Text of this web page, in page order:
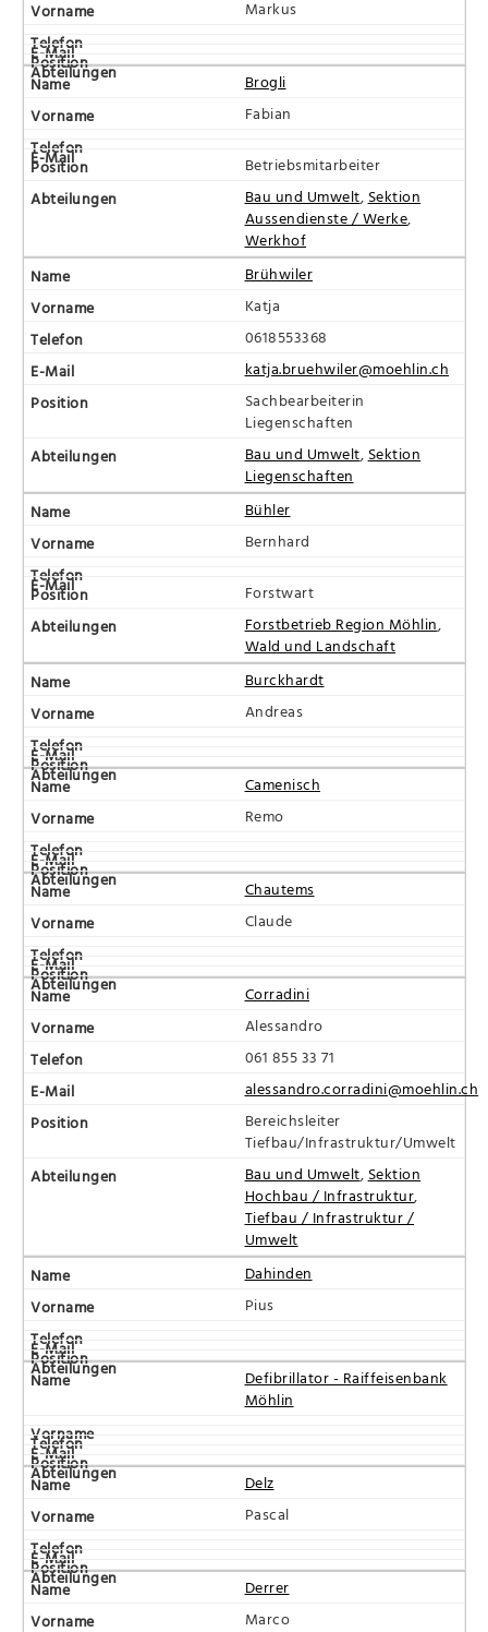
Markus
Brogli
Fabian
Betriebsmitarbeiter
Bau und Umwelt, Sektion
Aussendienste / Werke,
Werkhof
Brühwiler
Katja
0618553368
katja.bruehwiler@moehlin.ch
Sachbearbeiterin
Liegenschaften
Bau und Umwelt, Sektion
Liegenschaften
Bühler
Bernhard
Forstwart
Forstbetrieb Region Möhlin,
Wald und Landschaft
Burckhardt
Andreas
Camenisch
Remo
Chautems
Claude
Corradini
Alessandro
061 855 33 71
alessandro.corradini@moehlin.ch
Bereichsleiter
Tiefbau/Infrastruktur/Umwelt
Bau und Umwelt, Sektion
Hochbau / Infrastruktur,
Tiefbau / Infrastruktur /
Umwelt
Dahinden
Pius
Defibrillator - Raiffeisenbank
Möhlin
Delz
Pascal
Derrer
Marco